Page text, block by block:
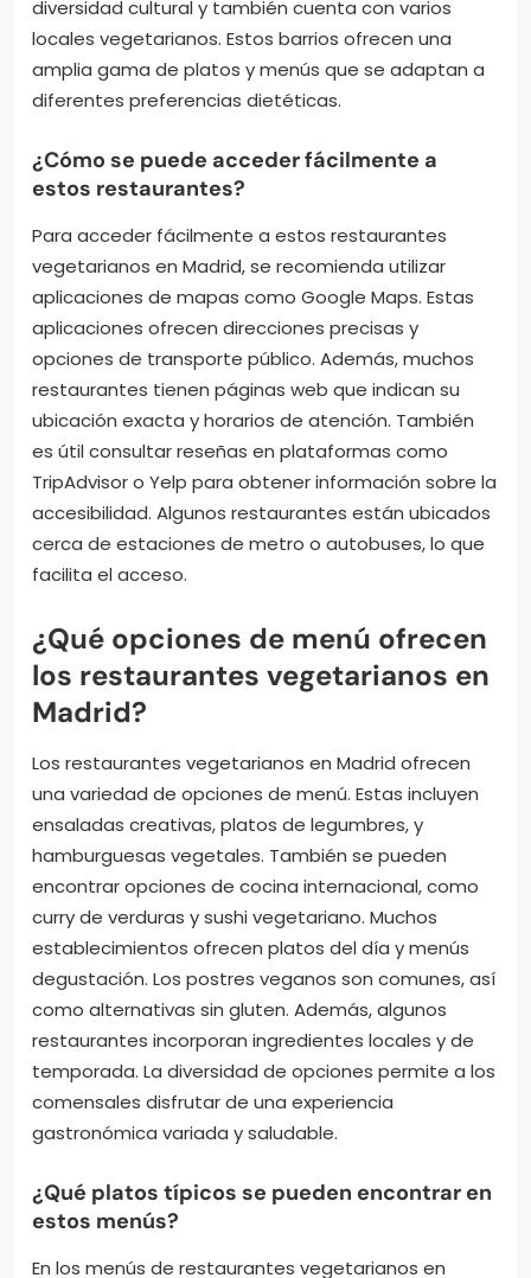
Los barrios que destacan por su oferta vegetariana
en Madrid son Malasaña, Chueca y Lavapiés.
Malasaña es conocido por sus múltiples
oferta es variada y moderna, con opciones
innovadoras. Lavapiés se caracteriza por su
diversidad cultural y también cuenta con varios
locales vegetarianos. Estos barrios ofrecen una
amplia gama de platos y menús que se adaptan a
diferentes preferencias dietéticas.
¿Cómo se puede acceder fácilmente a
estos restaurantes?
Para acceder fácilmente a estos restaurantes
vegetarianos en Madrid, se recomienda utilizar
aplicaciones de mapas como Google Maps. Estas
aplicaciones ofrecen direcciones precisas y
opciones de transporte público. Además, muchos
ubicación exacta y horarios de atención. También
es útil consultar reseñas en plataformas como
TripAdvisor o Yelp para obtener información sobre la
cerca de estaciones de metro o autobuses, lo que
facilita el acceso.
¿Qué opciones de menú ofrecen
los restaurantes vegetarianos en
Madrid?
Los restaurantes vegetarianos en Madrid ofrecen
una variedad de opciones de menú. Estas incluyen
ensaladas creativas, platos de legumbres, y
hamburguesas vegetales. También se pueden
encontrar opciones de cocina internacional, como
curry de verduras y sushi vegetariano. Muchos
degustación. Los postres veganos son comunes, así
como alternativas sin gluten. Además, algunos
restaurantes incorporan ingredientes locales y de